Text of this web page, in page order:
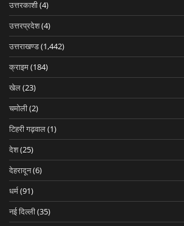
उत्तरकाशी(4)
उत्तरप्रदेश(4)
उत्तराखण्ड(1,442)
क्राइम(184)
खेल(23)
चमोली(2)
टिहरी गढ़वाल(1)
देश(25)
देहरादून(6)
धर्म(91)
नई दिल्ली(35)